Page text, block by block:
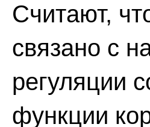
Считают,
связано с
регуляции
функции